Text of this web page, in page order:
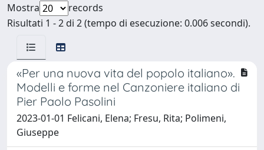
Mostra
records
Risultati 1 - 2 di 2 (tempo di esecuzione: 0.006 secondi).
«Per una nuova vita del popolo italiano».
Modelli e forme nel Canzoniere italiano di
Pier Paolo Pasolini
2023-01-01 Felicani, Elena; Fresu, Rita; Polimeni,
Giuseppe